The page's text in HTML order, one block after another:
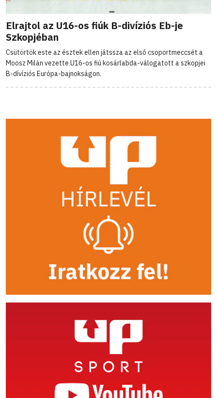
Elrajtol az U16-os fiúk B-divíziós Eb-je
Szkopjéban
Csütörtök este az észtek ellen játssza az első csoportmeccsét a
Moosz Milán vezette U16-os fiú kosárlabda-válogatott a szkopjei
B-dívíziós Európa-bajnokságon.